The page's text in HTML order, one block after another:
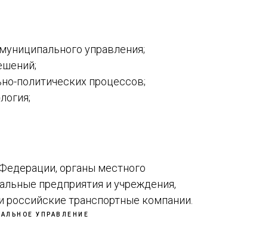
управления;
политических процессов;
органы местного
предприятия и учреждения,
транспортные компании.
УПРАВЛЕНИЕ